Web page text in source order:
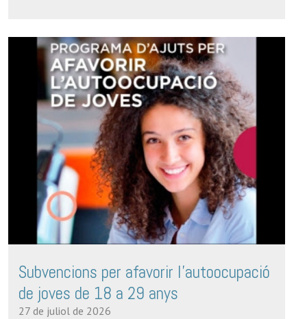
Subvencions per afavorir l'autoocupació
de joves de 18 a 29 anys
27 de juliol de 2026